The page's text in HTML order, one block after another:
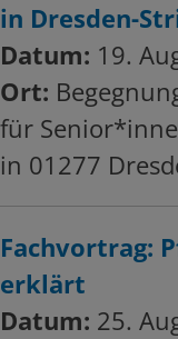
in Dresden-
Datum: 19.
Ort:
für
in 01277
Fachvortrag:
erklärt
Datum: 25.